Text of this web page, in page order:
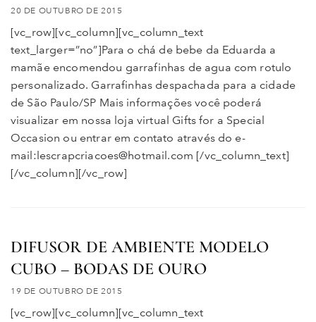
20 DE OUTUBRO DE 2015
[vc_row][vc_column][vc_column_text
text_larger=”no”]Para o chá de bebe da Eduarda a
mamãe encomendou garrafinhas de agua com rotulo
personalizado. Garrafinhas despachada para a cidade
de São Paulo/SP Mais informações você poderá
visualizar em nossa loja virtual Gifts for a Special
Occasion ou entrar em contato através do e-
mail:lescrapcriacoes@hotmail.com [/vc_column_text]
[/vc_column][/vc_row]
DIFUSOR DE AMBIENTE MODELO
CUBO – BODAS DE OURO
19 DE OUTUBRO DE 2015
[vc_row][vc_column][vc_column_text